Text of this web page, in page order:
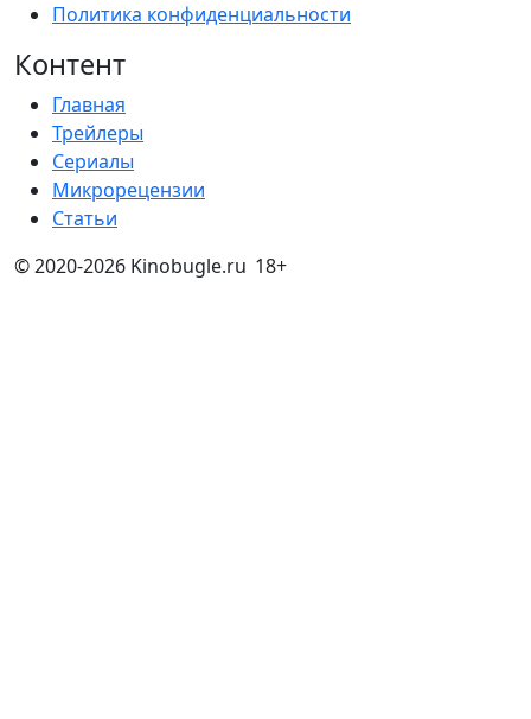
Политика конфиденциальности
Контент
Главная
Трейлеры
Сериалы
Микрорецензии
Статьи
© 2020-2026 Kinobugle.ru 18+